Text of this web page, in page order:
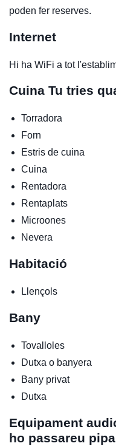
poden fer reserves.
Internet
Hi ha WiFi a tot
Cuina Tu tries
Torradora
Forn
Estris de cuina
Cuina
Rentadora
Rentaplats
Microones
Nevera
Habitació
Llençols
Bany
Tovalloles
Dutxa o banyera
Bany privat
Dutxa
Equipament
ho passareu